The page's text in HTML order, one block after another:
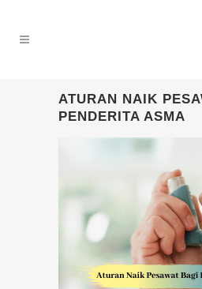
ATURAN NAIK
PENDERITA ASMA